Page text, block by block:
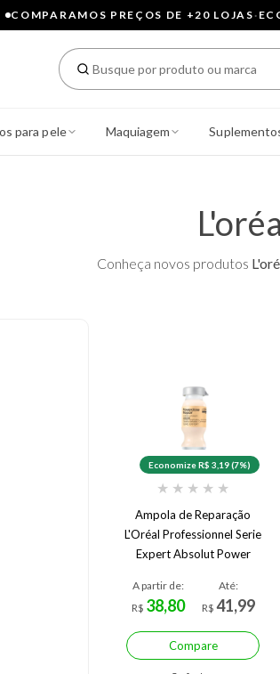
COMPARAMOS PREÇOS DE +20 LOJAS·
para pele Maquiagem
Conheça novos produtos
Economize R$ 3,19 (7%)
★ ★ ★ ★ ★
Ampola de Reparação
L'Oréal Professionnel Serie
Expert Absolut Power
A partir de:
R$ 38,80
Até:
R$41,99
Compare